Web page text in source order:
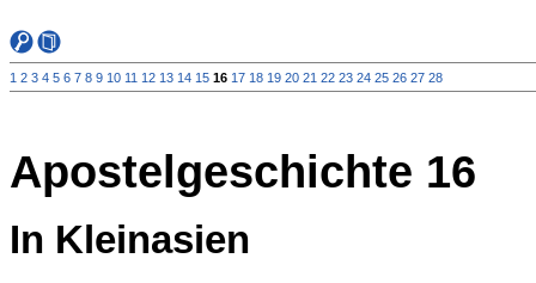
1 2 3 4 5 6 7 8 9 10 11 12 13 14 15 16 17 18 19 20 21 22 23 24 25 26 27 28
Apostelgeschichte 16
In Kleinasien